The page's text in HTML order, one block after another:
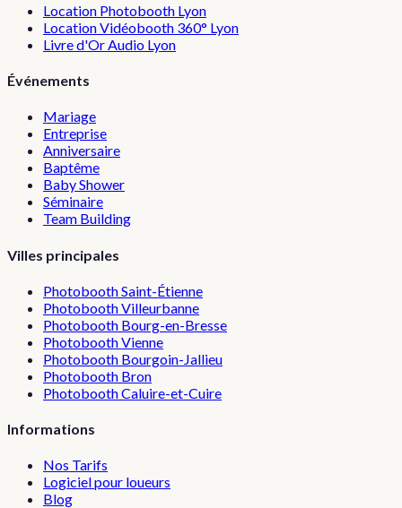
Location Photobooth Lyon
Location Vidéobooth 360° Lyon
Livre d'Or Audio Lyon
Événements
Mariage
Entreprise
Anniversaire
Baptême
Baby Shower
Séminaire
Team Building
Villes principales
PhotoboothSaint-Étienne
PhotoboothVilleurbanne
Photobooth Bourg-en-Bresse
PhotoboothVienne
Photobooth Bourgoin-Jallieu
Photobooth Bron
PhotoboothCaluire-et-Cuire
Informations
Nos Tarifs
Logiciel pour loueurs
Blog